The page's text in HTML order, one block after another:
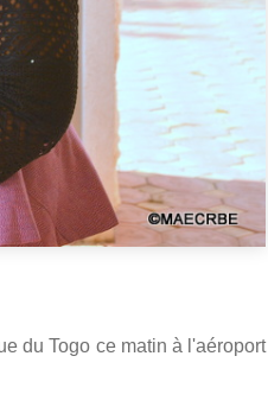
du Togo ce matin à l'aéroport